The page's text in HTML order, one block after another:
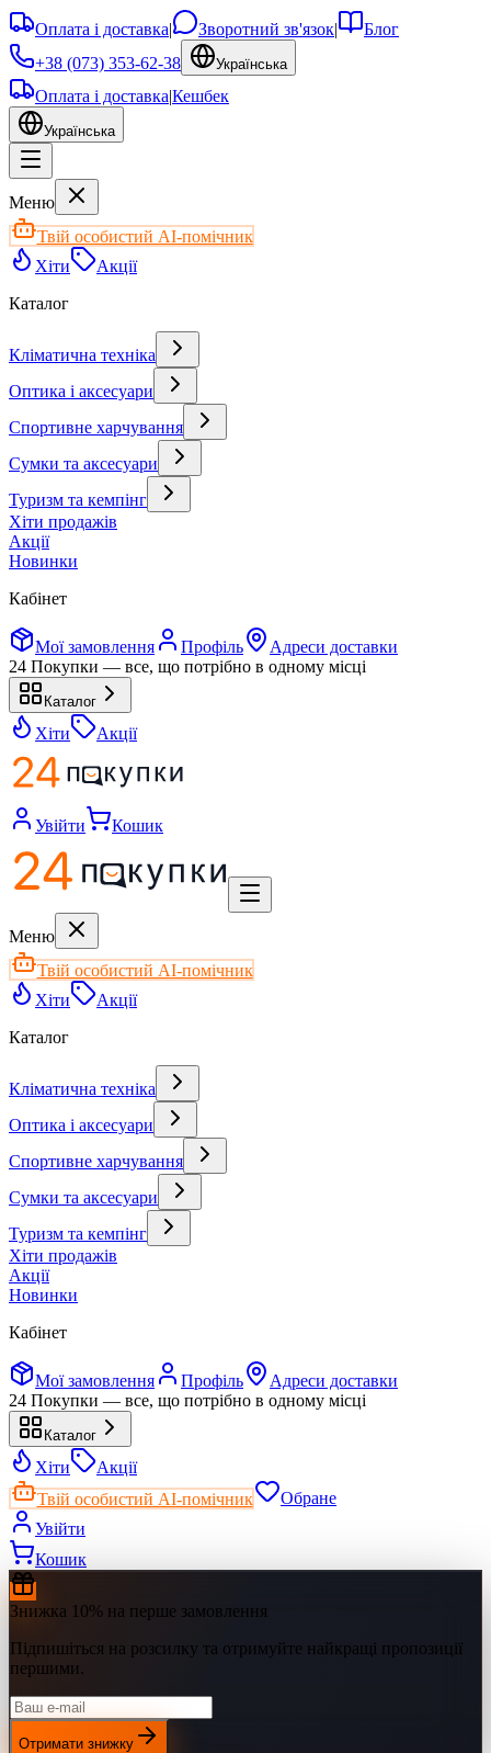
Оплата і доставка| Зворотний зв'язок|
Блог
+38 (073) 353-62-38
Українська
Оплата і доставка|Кешбек
Українська
Меню
Твій особистий AI-помічник
Хіти
Акції
Каталог
Кліматична техніка
Оптика і аксесуари
Спортивне харчування
Сумки та аксесуари
Туризм та кемпінг
Хіти продажів
Акції
Новинки
Кабінет
Мої замовлення Профіль
Адреси доставки
24 Покупки — все, що потрібно в одному місці
Каталог
Хіти Акції
Увійти Кошик
Меню
Твій особистий AI-помічник
Хіти
Акції
Каталог
Кліматична техніка
Оптика і аксесуари
Спортивне харчування
Сумки та аксесуари
Туризм та кемпінг
Хіти продажів
Акції
Новинки
Кабінет
Мої замовлення Профіль
Адреси доставки
24 Покупки — все, що потрібно в одному місці
Каталог
Хіти
Акції
Твій особистий AI-помічник
Обране
Увійти
Кошик
Знижка 10% на перше замовлення
Підпишіться на розсилку та отримуйте найкращі пропозиції
першими.
Отримати знижку